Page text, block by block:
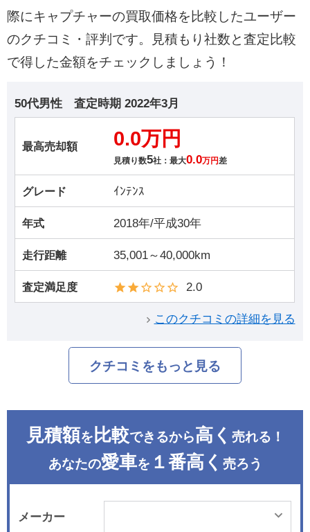
際にキャプチャーの買取価格を比較したユーザー
のクチコミ・評判です。見積もり社数と査定比較
で得した金額をチェックしましょう！
50代男性 査定時期 2022年3月
最高売却額 0.0万円
見積り数5社：最大0.0万円差
グレード ｲﾝﾃﾝｽ
年式 2018年/平成30年
走行距離 35,001～40,000km
査定満足度 2.0
このクチコミの詳細を見る
クチコミをもっと見る
見積額を 比較できるから高く 売れる！
あなたの愛車を １番高く 売ろう
メーカー